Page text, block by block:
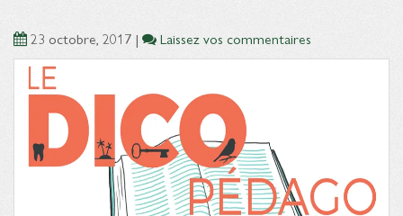
23 octobre, 2017 | Laissez vos commentaires